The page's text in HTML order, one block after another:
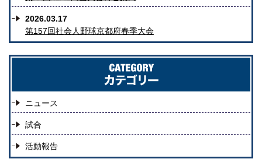
2026.03.17
第157回社会人野球京都府春季大会
ニュース
試合
活動報告